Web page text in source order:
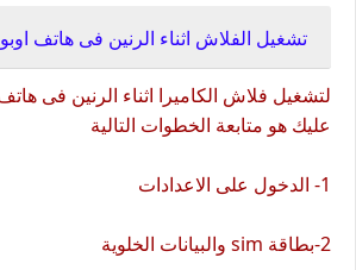
تشغيل الفلاش اثناء الرنين فى هاتف اوبو a54
عليك هو متابعة الخطوات التالية
1- الدخول على الاعدادات
2-بطاقة sim والبيانات الخلوية